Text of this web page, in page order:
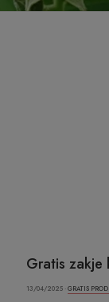
Gratis zakje
13/04/2025 ·GRATIS